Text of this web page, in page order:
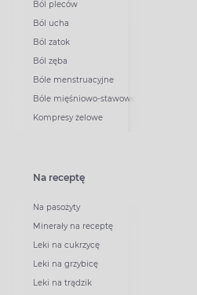
Ból pleców
Ból ucha
Ból zatok
Ból zęba
Bóle menstruacyjne
Bóle mięśniowo-stawowe
Kompresy żelowe
Na receptę
Na pasożyty
Minerały na receptę
Leki na cukrzycę
Leki na grzybicę
Leki na trądzik